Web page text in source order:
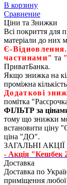
В корзину
Сравнение
Ціни та Знижки
Всі покриття для
матеріали до них
Є‑Відновлення
частинами" та
ПриватБанка.
Якщо знижка на
проміжна
Додаткові
помітка
ФІЛЬТР за
тому що знижки
встановити ціну
ціна "ДО".
ЗАГАЛЬНІ АКЦІЇ
- Акція "Кешбек
Доставка
Доставка по
приміщення любої